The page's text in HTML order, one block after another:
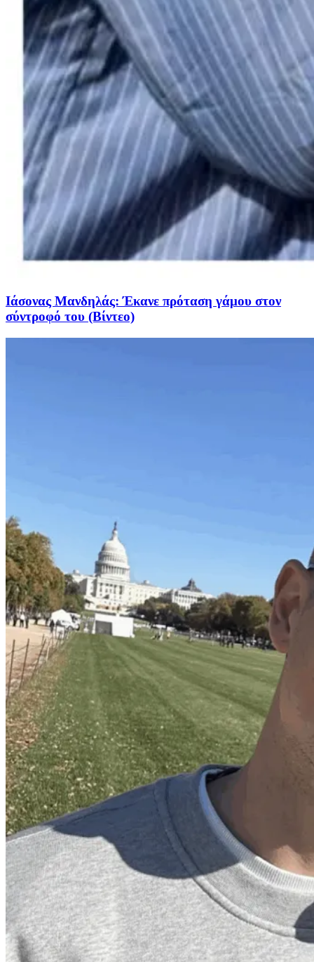
Ιάσονας Μανδηλάς: Έκανε πρόταση γάμου στον
σύντροφό του (Βίντεο)